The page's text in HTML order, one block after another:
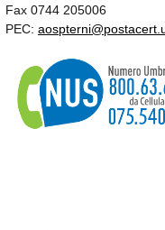
Fax 0744 205006
PEC: